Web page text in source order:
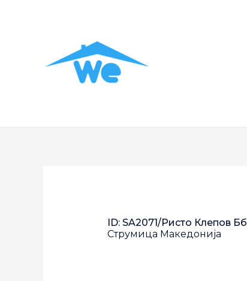
ID: SA2071/ристо Клепов Бб
Струмица Македонија